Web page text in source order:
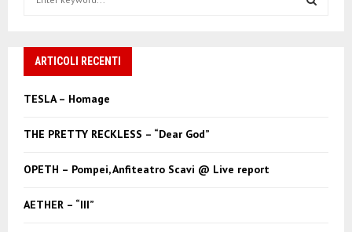
h
ARTICOLI RECENTI
TESLA – Homage
THE PRETTY RECKLESS – “Dear God”
OPETH – Pompei, Anfiteatro Scavi @ Live report
AETHER – “III”